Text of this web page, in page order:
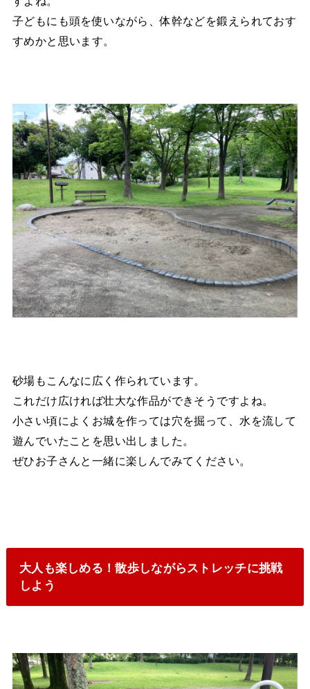
子どもにも頭を使いながら、体幹などを鍛えられておす
すめかと思います。
砂場もこんなに広く作られています。
これだけ広ければ壮大な作品ができそうですよね。
小さい頃によくお城を作っては穴を掘って、水を流して
遊んでいたことを思い出しました。
ぜひお子さんと一緒に楽しんでみてください。
大人も楽しめる！散歩しながらストレッチに挑戦
しよう